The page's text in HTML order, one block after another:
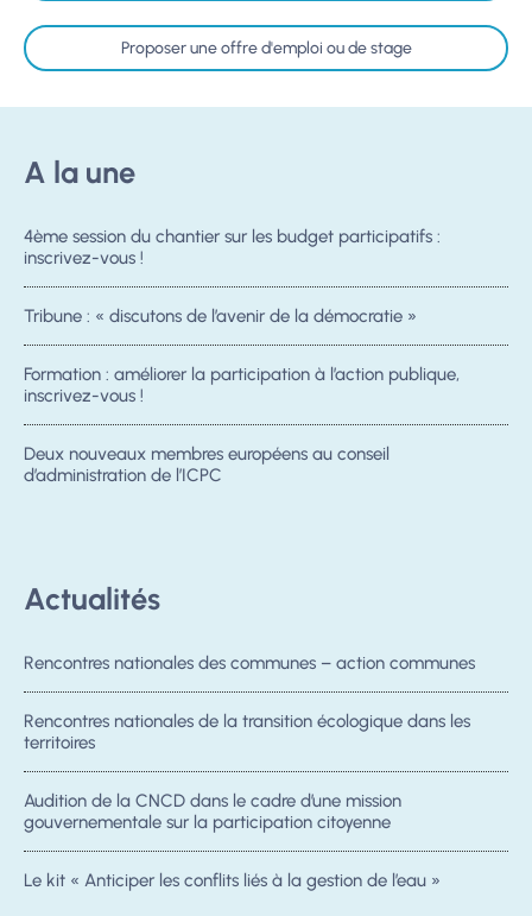
Proposer une offre d'emploi ou de stage
A la une
4ème session du chantier sur les budget participatifs :
inscrivez-vous !
Tribune : « discutons de l’avenir de la démocratie »
Formation : améliorer la participation à l’action publique,
inscrivez-vous !
Deux nouveaux membres européens au conseil
d’administration de l’ICPC
Actualités
Rencontres nationales des communes – action communes
Rencontres nationales de la transition écologique dans les
territoires
Audition de la CNCD dans le cadre d’une mission
gouvernementale sur la participation citoyenne
Le kit « Anticiper les conflits liés à la gestion de l’eau »